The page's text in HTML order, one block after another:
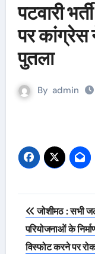
पटवारी
पर कांग्रेस
पुतला
By admin
Post
जोशीमठ : सभी
परियोजनाओं के
विस्फोट करने पर